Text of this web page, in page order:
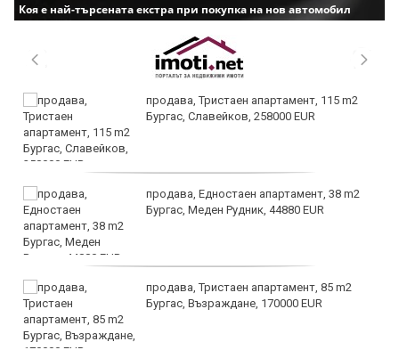
Коя е най-търсената екстра при покупка на нов автомобил
продава, Тристаен апартамент, 115 m2
Бургас, Славейков, 258000 EUR
продава, Едностаен апартамент, 38 m2
Бургас, Меден Рудник, 44880 EUR
продава, Тристаен апартамент, 85 m2
Бургас, Възраждане, 170000 EUR